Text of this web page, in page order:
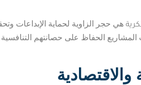
هي حجر الزاوية لحماية الإبداعات
الحفاظ على حصانتهم التنافسية
والاقتصادية